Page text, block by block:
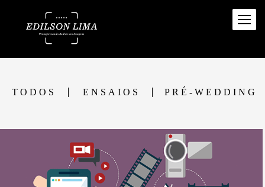
TODOS ENSAIOS PRÉ-WEDDING